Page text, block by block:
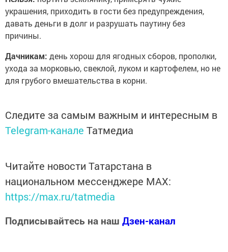
украшения, приходить в гости без предупреждения,
давать деньги в долг и разрушать паутину без
причины.
Дачникам: день хорош для ягодных сборов, прополки,
ухода за морковью, свеклой, луком и картофелем, но не
для грубого вмешательства в корни.
Следите за самым важным и интересным в
Telegram-канале Татмедиа
Читайте новости Татарстана в
национальном мессенджере MАХ:
https://max.ru/tatmedia
Подписывайтесь на наш Дзен-канал